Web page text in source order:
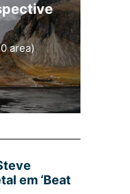
area)
em ‘Beat